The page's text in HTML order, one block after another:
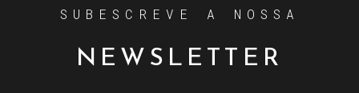
SUBESCREVE A NOSSA
NEWSLETTER